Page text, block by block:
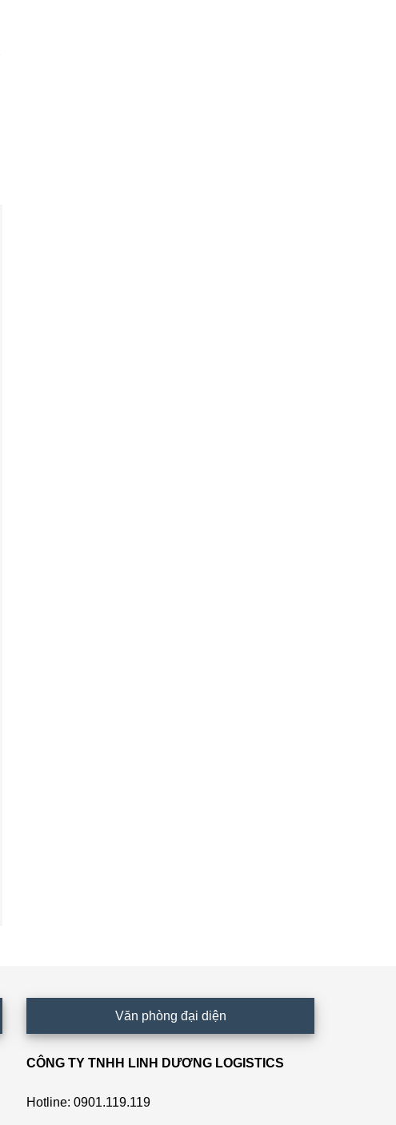
Văn phòng đại diện
CÔNG TY TNHH LINH DƯƠNG LOGISTICS
Hotline: 0901.119.119